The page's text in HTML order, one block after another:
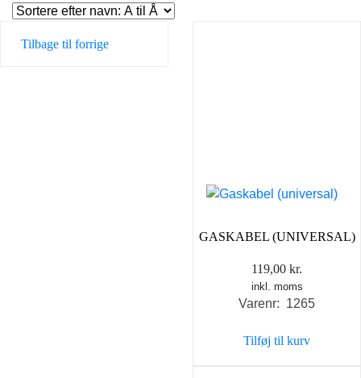
Tilbage til forrige
GASKABEL (UNIVERSAL)
119,00 kr.
inkl. moms
Varenr: 1265
Tilføj til kurv